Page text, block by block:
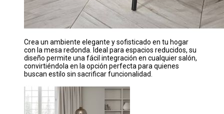
Crea un ambiente elegante y sofisticado en tu hogar
con la mesa redonda. Ideal para espacios reducidos, su
diseño permite una fácil integración en cualquier salón,
convirtiéndola en la opción perfecta para quienes
buscan estilo sin sacrificar funcionalidad.